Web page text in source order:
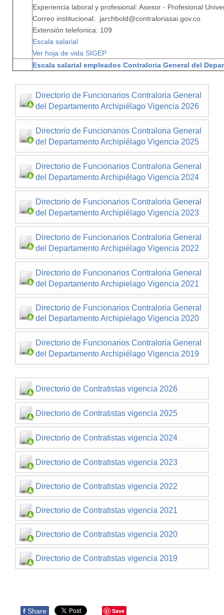
Experiencia laboral y profesional: Asesor - Profesional
Correo institucional: jarchbold@contraloriasai.gov.co
Extensión telefonica: 109
Escala salarial
Ver hoja de vida SIGEP
Escala salarial empleados Contraloria General del
Directorio de Funcionarios Contraloria General
del Departamento Archipiélago Vigencia 2026
Directorio de Funcionarios Contraloria General
del Departamento Archipiélago Vigencia 2025
Directorio de Funcionarios Contraloria General
del Departamento Archipiélago Vigencia 2024
Directorio de Funcionarios Contraloria General
del Departamento Archipiélago Vigencia 2023
Directorio de Funcionarios Contraloria General
del Departamento Archipiélago Vigencia 2022
Directorio de Funcionarios Contraloria General
del Departamento Archipielago Vigencia 2021
Directorio de Funcionarios Contraloria General
del Departamento Archipielago Vigencia 2020
Directorio de Funcionarios Contraloria General
del Departamento Archipiélago Vigencia 2019
Directorio de Contratistas vigencia 2026
Directorio de Contratistas vigencia 2025
Directorio de Contratistas vigencia 2024
Directorio de Contratistas vigencia 2023
Directorio de Contratistas vigencia 2022
Directorio de Contratistas vigencia 2021
Directorio de Contratistas vigencia 2020
Directorio de Contratistas vigencia 2019
f Share Save